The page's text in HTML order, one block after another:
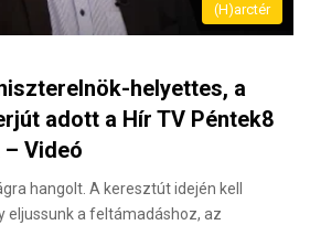
(H)arctér
helyettes, a
adott a Hír TV Péntek8
Videó
hangolt. A keresztút idején kell
eljussunk a feltámadáshoz, az